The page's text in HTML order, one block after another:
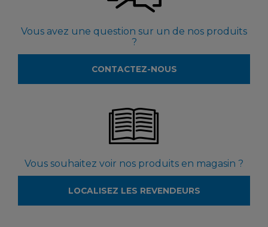
Vous avez une question sur un de nos produits
?
CONTACTEZ-NOUS
Vous souhaitez voir nos produits en magasin ?
LOCALISEZ LES REVENDEURS